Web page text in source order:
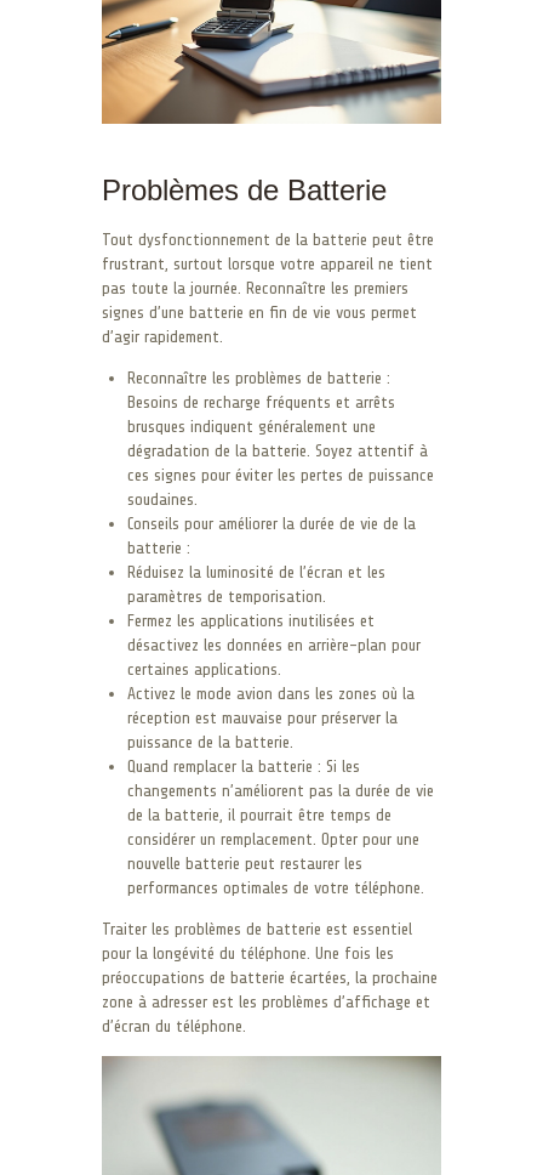
Problèmes de Batterie
Tout dysfonctionnement de la batterie peut être
frustrant, surtout lorsque votre appareil ne tient
pas toute la journée. Reconnaître les premiers
signes d’une batterie en fin de vie vous permet
d’agir rapidement.
Reconnaître les problèmes de batterie :
Besoins de recharge fréquents et arrêts
brusques indiquent généralement une
dégradation de la batterie. Soyez attentif à
ces signes pour éviter les pertes de puissance
soudaines.
Conseils pour améliorer la durée de vie de la
batterie :
Réduisez la luminosité de l’écran et les
paramètres de temporisation.
Fermez les applications inutilisées et
désactivez les données en arrière-plan pour
certaines applications.
Activez le mode avion dans les zones où la
réception est mauvaise pour préserver la
puissance de la batterie.
Quand remplacer la batterie : Si les
changements n’améliorent pas la durée de vie
de la batterie, il pourrait être temps de
considérer un remplacement. Opter pour une
nouvelle batterie peut restaurer les
performances optimales de votre téléphone.
Traiter les problèmes de batterie est essentiel
pour la longévité du téléphone. Une fois les
préoccupations de batterie écartées, la prochaine
zone à adresser est les problèmes d’affichage et
d’écran du téléphone.